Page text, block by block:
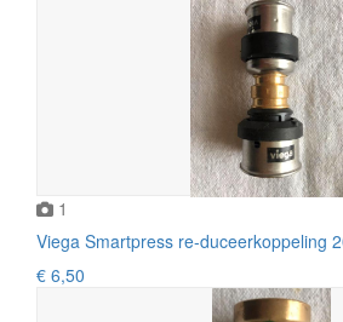
1
Viega Smartpress re-duceerkoppeling
€ 6,50